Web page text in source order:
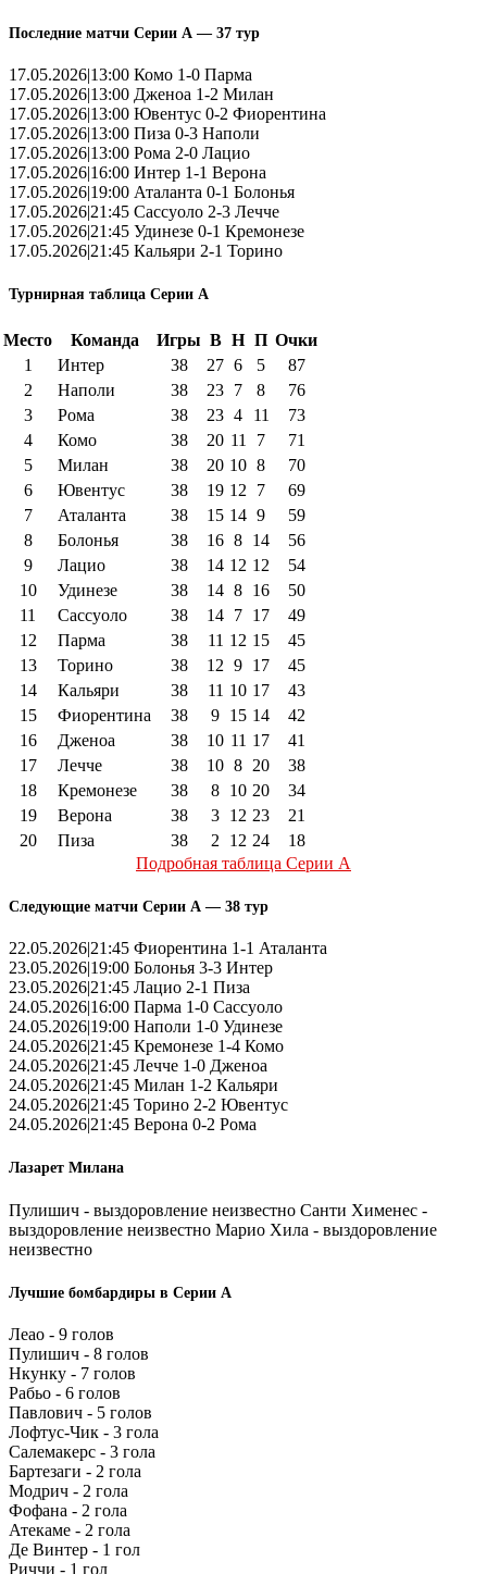
Последние матчи Серии А — 37 тур
17.05.2026|13:00 Комо 1-0 Парма
17.05.2026|13:00 Дженоа 1-2 Милан
17.05.2026|13:00 Ювентус 0-2 Фиорентина
17.05.2026|13:00 Пиза 0-3 Наполи
17.05.2026|13:00 Рома 2-0 Лацио
17.05.2026|16:00 Интер 1-1 Верона
17.05.2026|19:00 Аталанта 0-1 Болонья
17.05.2026|21:45 Сассуоло 2-3 Лечче
17.05.2026|21:45 Удинезе 0-1 Кремонезе
17.05.2026|21:45 Кальяри 2-1 Торино
Турнирная таблица Серии А
Место Команда Игры В Н П Очки
1
Интер 38 27 6 5
87
2
Наполи 38 23 7 8
76
3
Рома 38 23 4 11
73
4
Комо 38 20 11 7
71
5
Милан 38 20 10 8
70
6
Ювентус 38 19 12 7
69
7
Аталанта 38 15 14 9
59
8
Болонья 38 16 8 14
56
9
Лацио 38 14 12 12
54
10
Удинезе 38 14 8 16
50
11
Сассуоло 38 14 7 17
49
12
Парма 38 11 12 15
45
13
Торино 38 12 9 17
45
14
Кальяри 38 11 10 17
43
15
Фиорентина 38 9 15 14
42
16
Дженоа 38 10 11 17
41
17
Лечче 38 10 8 20
38
18
Кремонезе 38 8 10 20
34
19
Верона 38 3 12 23
21
20
Пиза 38 2 12 24
18
Подробная таблица Серии А
Следующие матчи Серии А — 38 тур
22.05.2026|21:45 Фиорентина 1-1 Аталанта
23.05.2026|19:00 Болонья 3-3 Интер
23.05.2026|21:45 Лацио 2-1 Пиза
24.05.2026|16:00 Парма 1-0 Сассуоло
24.05.2026|19:00 Наполи 1-0 Удинезе
24.05.2026|21:45 Кремонезе 1-4 Комо
24.05.2026|21:45 Лечче 1-0 Дженоа
24.05.2026|21:45 Милан 1-2 Кальяри
24.05.2026|21:45 Торино 2-2 Ювентус
24.05.2026|21:45 Верона 0-2 Рома
Лазарет Милана
Пулишич - выздоровление неизвестно Санти Хименес -
выздоровление неизвестно Марио Хила - выздоровление
неизвестно
Лучшие бомбардиры в Серии А
Леао - 9 голов
Пулишич - 8 голов
Нкунку - 7 голов
Рабьо - 6 голов
Павлович - 5 голов
Лофтус-Чик - 3 гола
Салемакерс - 3 гола
Бартезаги - 2 гола
Модрич - 2 гола
Фофана - 2 гола
Атекаме - 2 гола
Де Винтер - 1 гол
Риччи - 1 гол